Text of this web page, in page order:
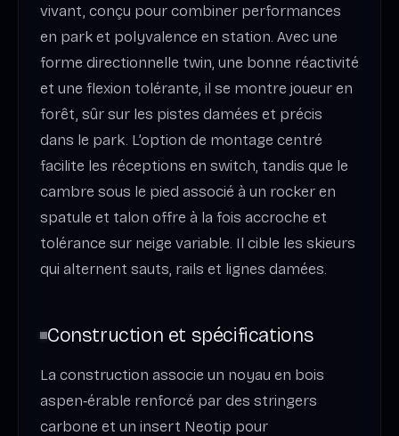
vivant, conçu pour combiner performances
en park et polyvalence en station. Avec une
forme directionnelle twin, une bonne réactivité
et une flexion tolérante, il se montre joueur en
forêt, sûr sur les pistes damées et précis
dans le park. L’option de montage centré
facilite les réceptions en switch, tandis que le
cambre sous le pied associé à un rocker en
spatule et talon offre à la fois accroche et
tolérance sur neige variable. Il cible les skieurs
qui alternent sauts, rails et lignes damées.
Construction et spécifications
La construction associe un noyau en bois
aspen‑érable renforcé par des stringers
carbone et un insert Neotip pour